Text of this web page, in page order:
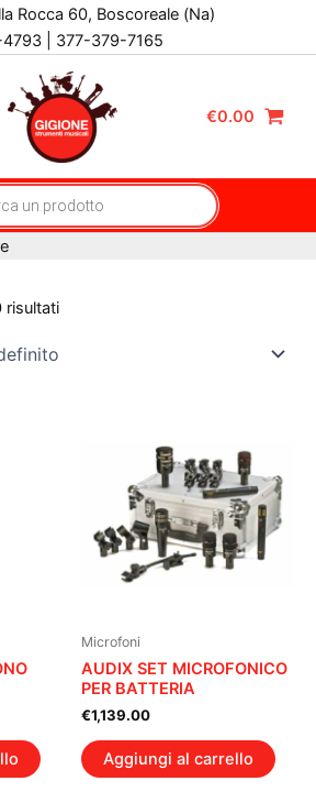
Rocca 60, Boscoreale (Na)
| 377-379-7165
€0.00
risultati
Microfoni
AUDIX SET MICROFONICO
PER BATTERIA
€1,139.00
Aggiungi al carrello